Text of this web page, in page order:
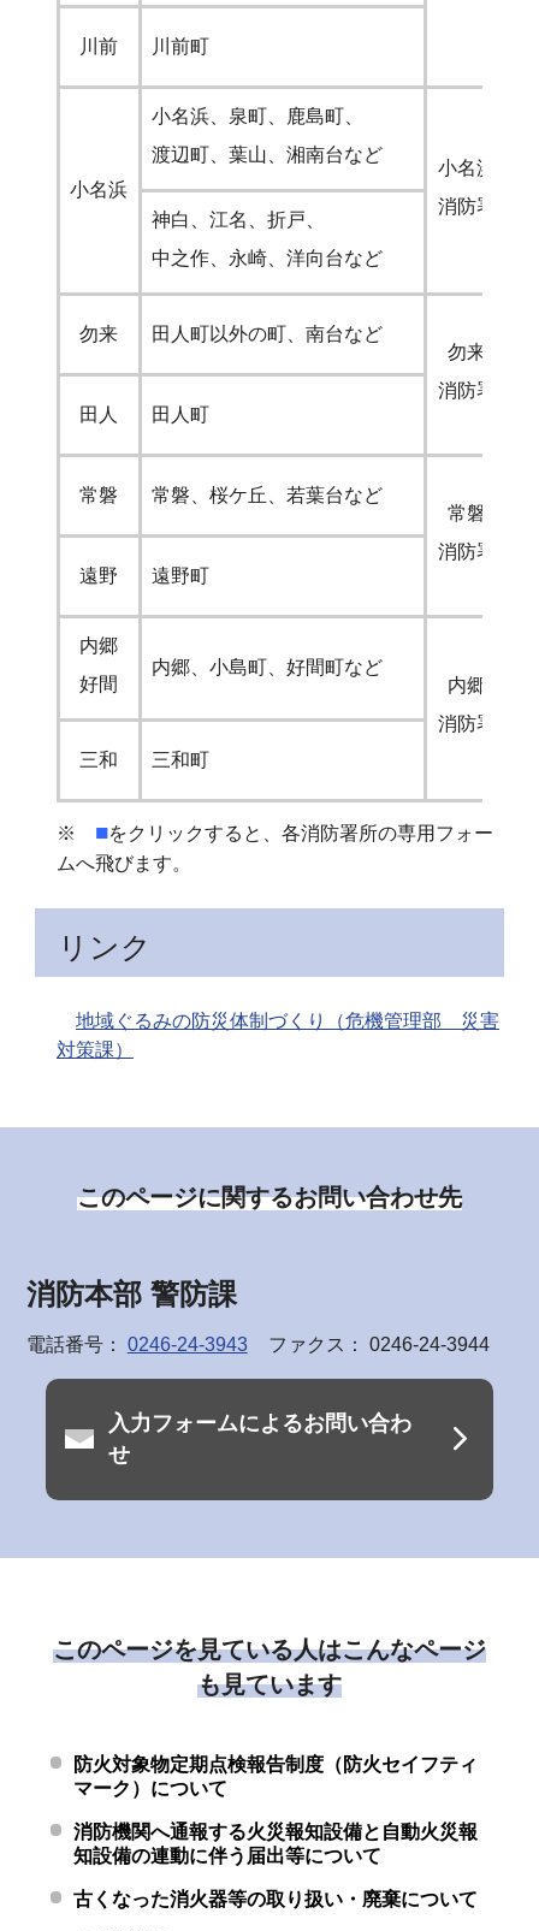
川前 川前町
小名浜
小名浜、泉町、鹿島町、
渡辺町、葉山、湘南台など
小名浜
消防署
神白、江名、折戸、
中之作、永崎、洋向台など
勿来
田人町以外の町、南台など
勿来
消防署
田人
田人町
常磐
常磐、桜ケ丘、若葉台など
常磐
消防署
遠野
遠野町
内郷
好間
内郷、小島町、好間町など
内郷
消防署
三和
三和町
※ ■をクリックすると、各消防署所の専用フォー
ムへ飛びます。
リンク
地域ぐるみの防災体制づくり（危機管理部 災害
対策課）
このページに関するお問い合わせ先
消防本部 警防課
電話番号： 0246-24-3943 ファクス： 0246-24-3944
入力フォームによるお問い合わ
せ
このページを見ている人はこんなページ
も見ています
防火対象物定期点検報告制度（防火セイフティ
マーク）について
消防機関へ通報する火災報知設備と自動火災報
知設備の連動に伴う届出等について
古くなった消火器等の取り扱い・廃棄について